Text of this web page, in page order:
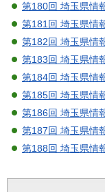
第180回 埼玉県情
第181回 埼玉県情
第182回 埼玉県情
第183回 埼玉県情
第184回 埼玉県情
第185回 埼玉県情
第186回 埼玉県情
第187回 埼玉県情
第188回 埼玉県情